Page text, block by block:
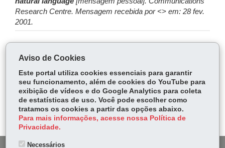
Research Centre. Mensagem recebida por <> em: 28 fev.
2001.
ce
bo
ok
Tw
itt
er
ha
ts
Ap
p
Voltar Início Imprimir Baixar
Aviso de Cookies
Este portal utiliza cookies essenciais para garantir
seu funcionamento, além de cookies do YouTube para
exibição de vídeos e do Google Analytics para coleta
de estatísticas de uso. Você pode escolher como
tratamos os cookies a partir das opções abaixo.
Para mais informações, acesse nossa Política de
Privacidade.
Necessários